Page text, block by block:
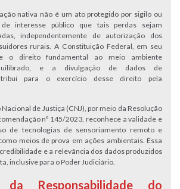
nativa não é um ato protegido por sigilo ou
de interesse público que tais perdas sejam
independentemente de autorização dos
rurais. A Constituição Federal, em seu
o direito fundamental ao meio ambiente
e a divulgação de dados de
para o exercício desse direito pela
de Justiça (CNJ), por meio da Resolução
nº 145/2023, reconhece a validade e
de tecnologias de sensoriamento remoto e
meios de prova em ações ambientais. Essa
e a relevância dos dados produzidos
inclusive para o Poder Judiciário.
Responsabilidade do